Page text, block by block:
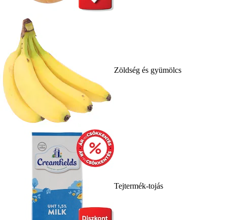
Zöldség és gyümölcs
Tejtermék-tojás